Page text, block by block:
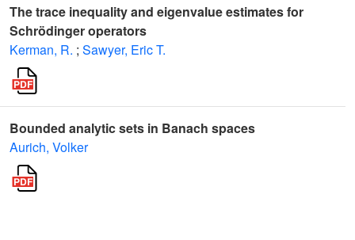
The trace inequality and eigenvalue estimates for
Schrödinger operators
Kerman, R. ; Sawyer, Eric T.
Bounded analytic sets in Banach spaces
Aurich, Volker